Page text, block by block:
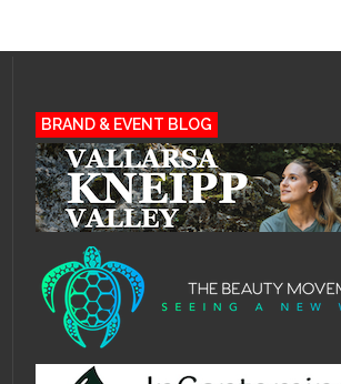
BRAND & EVENT BLOG